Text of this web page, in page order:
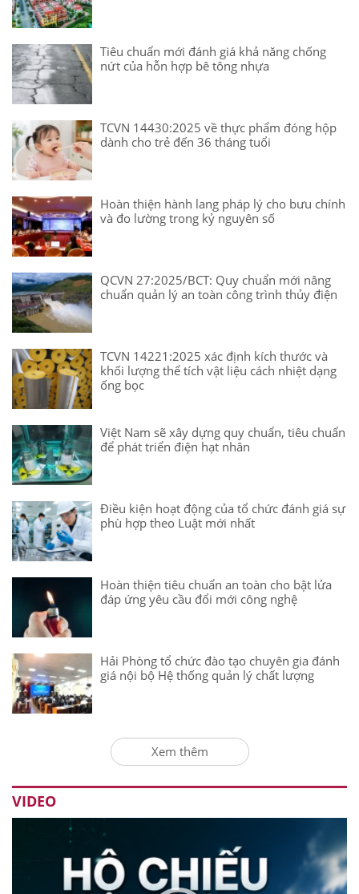
Tiêu chuẩn mới đánh giá khả năng chống
nứt của hỗn hợp bê tông nhựa
TCVN 14430:2025 về thực phẩm đóng hộp
dành cho trẻ đến 36 tháng tuổi
Hoàn thiện hành lang pháp lý cho bưu chính
và đo lường trong kỷ nguyên số
QCVN 27:2025/BCT: Quy chuẩn mới nâng
chuẩn quản lý an toàn công trình thủy điện
TCVN 14221:2025 xác định kích thước và
khối lượng thể tích vật liệu cách nhiệt dạng
ống bọc
Việt Nam sẽ xây dựng quy chuẩn, tiêu chuẩn
để phát triển điện hạt nhân
Điều kiện hoạt động của tổ chức đánh giá sự
phù hợp theo Luật mới nhất
Hoàn thiện tiêu chuẩn an toàn cho bật lửa
đáp ứng yêu cầu đổi mới công nghệ
Hải Phòng tổ chức đào tạo chuyên gia đánh
giá nội bộ Hệ thống quản lý chất lượng
Xem thêm
VIDEO